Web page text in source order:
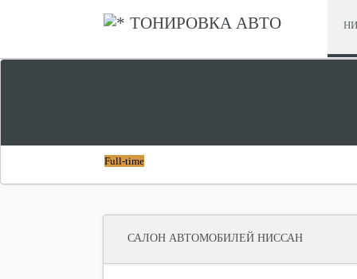
ТОНИРОВКА АВТО
Full-time
САЛОН АВТОМОБИЛЕЙ НИССАН